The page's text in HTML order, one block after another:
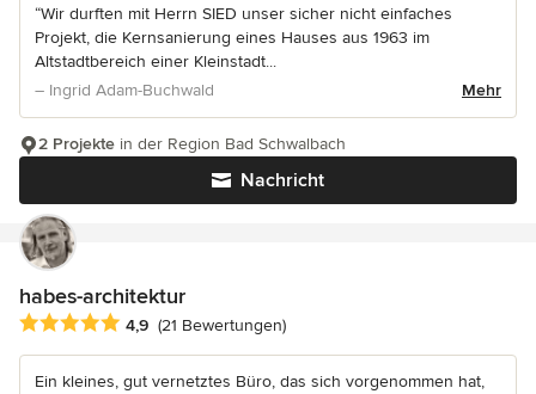
“Wir durften mit Herrn SIED unser sicher nicht einfaches
Projekt, die Kernsanierung eines Hauses aus 1963 im
Altstadtbereich einer Kleinstadt...
– Ingrid Adam-Buchwald
Mehr
Nachricht
2 Projekte in der Region Bad Schwalbach
habes-architektur
Durchschnittliche Bewertung: 4.9 von 5 Sternen
4,9 (21 Bewertungen)
Ein kleines, gut vernetztes Büro, das sich vorgenommen hat,